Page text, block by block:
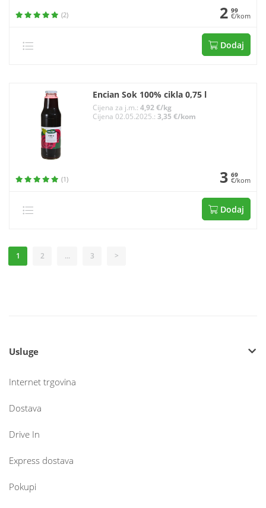
(2) 2 99
€/kom
Dodaj
Encian Sok 100% cikla 0,75 l
Cijena za j.m.: 4,92 €/kg
Cijena 02.05.2025.: 3,35 €/kom
(1) 3 69
€/kom
Dodaj
1 2 ... 3 >
Usluge
Internet trgovina
Dostava
Drive In
Express dostava
Pokupi